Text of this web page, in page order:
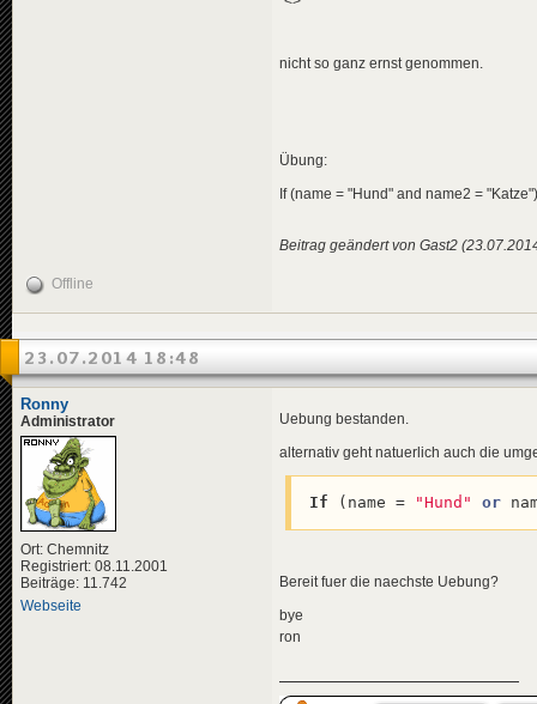
nicht so ganz ernst genommen.
Übung:
If (name = "Hund" and name2 =
Beitrag geändert von Gast2
Offline
23.07.2014 18:48
Ronny
Administrator
Ort: Chemnitz
Registriert: 08.11.2001
Beiträge: 11.742
Webseite
Uebung bestanden.
alternativ geht natuerlich auch die
If (name = "Hund" or
Bereit fuer die naechste Uebung?
bye
ron